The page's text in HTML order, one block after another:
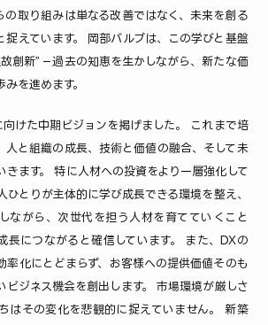
の取り組みは単なる改善ではなく、未来を創る
捉えています。 岡部バルブは、この学びと基盤
創新”－過去の知恵を生かしながら、新たな価
を進めます。
けた中期ビジョンを掲げました。 これまで培
人と組織の成長、技術と価値の融合、そして未
きます。 特に人材への投資をより一層強化して
ひとりが主体的に学び成長できる環境を整え、
ながら、次世代を担う人材を育てていくこと
長につながると確信しています。 また、DXの
率化にとどまらず、お客様への提供価値そのも
ビジネス機会を創出します。 市場環境が厳しさ
はその変化を悲観的に捉えていません。 新築